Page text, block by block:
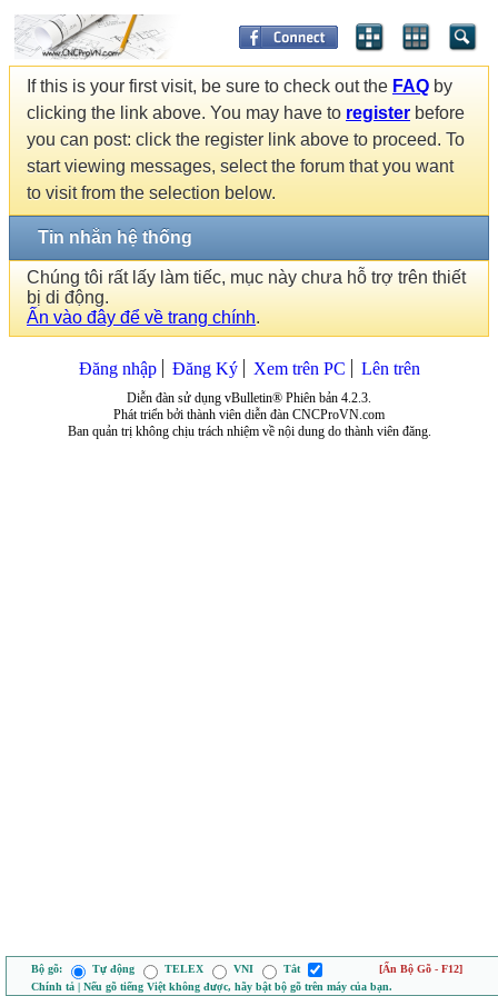
If this is your first visit, be sure to check out the FAQ by
clicking the link above. You may have to register before
you can post: click the register link above to proceed. To
start viewing messages, select the forum that you want
to visit from the selection below.
Tin nhắn hệ thống
Chúng tôi rất lấy làm tiếc, mục này chưa hỗ trợ trên thiết
bị di động.
Ấn vào đây để về trang chính.
Đăng nhập Đăng Ký Xem trên PC Lên trên
Diễn đàn sử dụng vBulletin® Phiên bản 4.2.3.
Phát triển bởi thành viên diễn đàn CNCProVN.com
Ban quản trị không chịu trách nhiệm về nội dung do thành viên đăng.
Bộ gõ: Tự động TELEX VNI Tắt
[Ẩn Bộ Gõ - F12]
Chính tả | Nếu gõ tiếng Việt không được, hãy bật bộ gõ trên máy của bạn.